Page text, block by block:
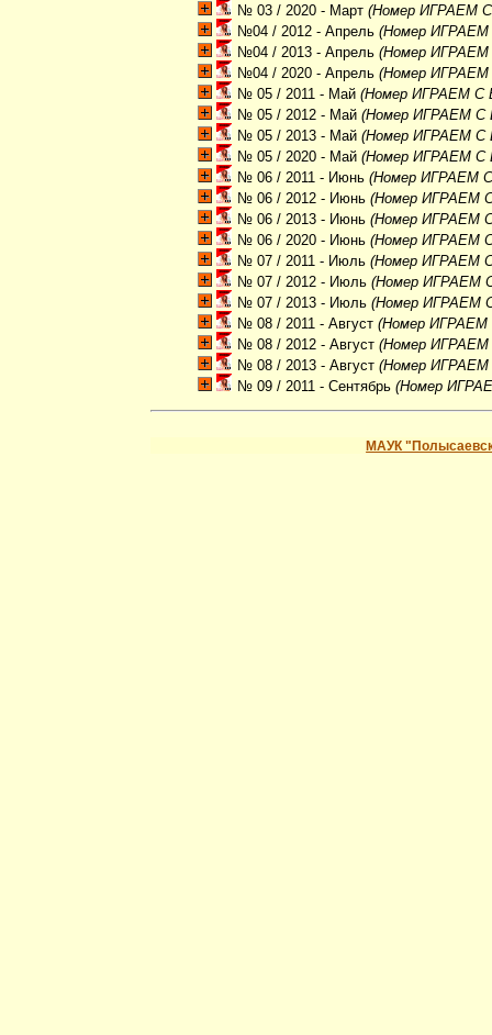
№ 03 / 2020 - Март (Номер ИГРАЕМ
№04 / 2012 - Апрель (Номер
№04 / 2013 - Апрель (Номер
№04 / 2020 - Апрель (Номер
№ 05 / 2011 - Май (Номер ИГРАЕМ С
№ 05 / 2012 - Май (Номер ИГРАЕМ С
№ 05 / 2013 - Май (Номер ИГРАЕМ С
№ 05 / 2020 - Май (Номер ИГРАЕМ С
№ 06 / 2011 - Июнь (Номер ИГРАЕМ
№ 06 / 2012 - Июнь (Номер ИГРАЕМ
№ 06 / 2013 - Июнь (Номер ИГРАЕМ
№ 06 / 2020 - Июнь (Номер ИГРАЕМ
№ 07 / 2011 - Июль (Номер ИГРАЕМ
№ 07 / 2012 - Июль (Номер ИГРАЕМ
№ 07 / 2013 - Июль (Номер ИГРАЕМ
№ 08 / 2011 - Август (Номер
№ 08 / 2012 - Август (Номер
№ 08 / 2013 - Август (Номер
№ 09 / 2011 - Сентябрь (Номер
МАУК